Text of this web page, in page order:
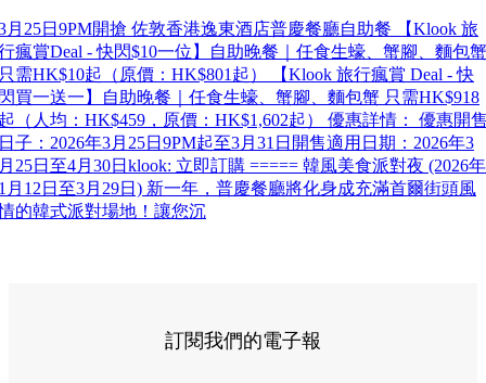
月25日9PM開搶 佐敦香港逸東酒店普慶餐廳自助餐 【Klook 旅
瘋賞Deal - 快閃$10一位】自助晚餐｜任食生蠔、蟹腳、麵包蟹
需HK$10起（原價：HK$801起） 【Klook 旅行瘋賞 Deal - 快
買一送一】自助晚餐｜任食生蠔、蟹腳、麵包蟹 只需HK$918
（人均：HK$459，原價：HK$1,602起） 優惠詳情： 優惠開
子：2026年3月25日9PM起至3月31日開售適用日期：2026年3
25日至4月30日klook: 立即訂購 ===== 韓風美食派對夜 (2026年
月12日至3月29日) 新一年，普慶餐廳將化身成充滿首爾街頭風
的韓式派對場地！讓您沉
訂閱我們的電子報